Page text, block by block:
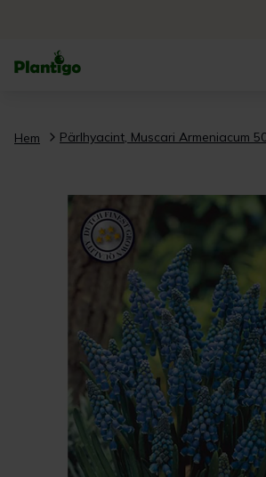
Hem Pärlhyacint, Muscari Armeniacum